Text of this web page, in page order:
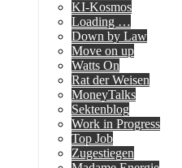
KI-Kosmos
Loading …
Down by Law
Move on up
Watts On
Rat der Weisen
MoneyTalks
Sektenblog
Work in Progress
Top Job
Zugestiegen